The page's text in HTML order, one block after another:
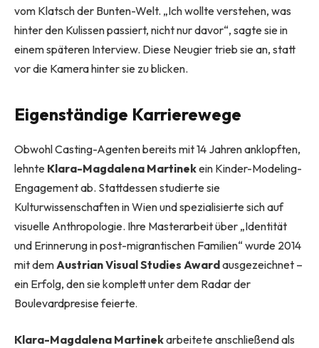
vom Klatsch der Bunten-Welt. „Ich wollte verstehen, was
hinter den Kulissen passiert, nicht nur davor“, sagte sie in
einem späteren Interview. Diese Neugier trieb sie an, statt
vor die Kamera hinter sie zu blicken.
Eigenständige Karrierewege
Obwohl Casting-Agenten bereits mit 14 Jahren anklopften,
lehnte Klara-Magdalena Martinekein Kinder-Modeling-
Engagement ab. Stattdessen studierte sie
Kulturwissenschaften in Wien und spezialisierte sich auf
visuelle Anthropologie. Ihre Masterarbeit über „Identität
und Erinnerung in post-migrantischen Familien“ wurde 2014
mit dem Austrian Visual Studies Awardausgezeichnet –
ein Erfolg, den sie komplett unter dem Radar der
Boulevardpresise feierte.
Klara-Magdalena Martinekarbeitete anschließend als